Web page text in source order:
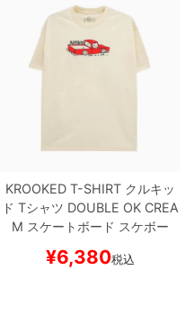
KROOKED T-SHIRTクルキッ
ド Tシャツ DOUBLE OKCREA
M スケートボード スケボー
¥6,380税込